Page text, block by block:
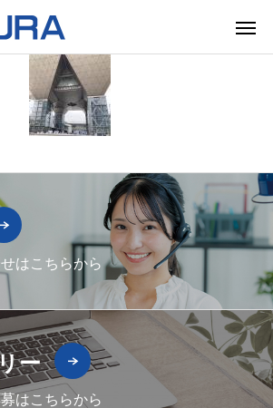
はこちらから
ー
はこちらから